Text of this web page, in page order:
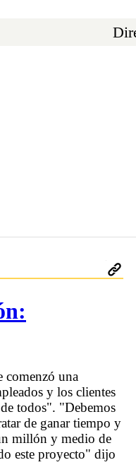
comenzó una
y los clientes
todos". "Debemos
de ganar tiempo y
millón y medio de
este proyecto" dijo